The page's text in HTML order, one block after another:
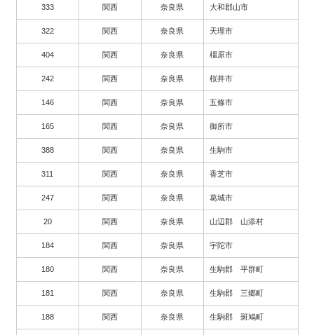
333 関西 奈良県 大和郡山市
322 関西 奈良県 天理市
404 関西 奈良県 橿原市
242 関西 奈良県 桜井市
146 関西 奈良県 五條市
165 関西 奈良県 御所市
388 関西 奈良県 生駒市
311 関西 奈良県 香芝市
247 関西 奈良県 葛城市
20 関西 奈良県 山辺郡 山添村
184 関西 奈良県 宇陀市
180 関西 奈良県 生駒郡 平群町
181 関西 奈良県 生駒郡 三郷町
188 関西 奈良県 生駒郡 斑鳩町